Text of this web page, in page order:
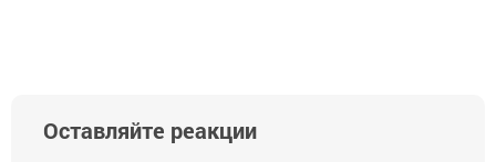
Оставляйте реакции